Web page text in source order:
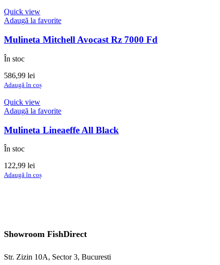
Quick view
Adaugă la favorite
Mulineta Mitchell Avocast Rz 7000 Fd
În stoc
586,99 lei
Adaugă în coș
Quick view
Adaugă la favorite
Mulineta Lineaeffe All Black
În stoc
122,99 lei
Adaugă în coș
Showroom FishDirect
Str. Zizin 10A, Sector 3, Bucuresti